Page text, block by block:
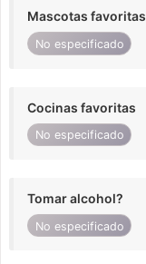
Mascotas favoritas
No especificado
Cocinas favoritas
No especificado
Tomar alcohol?
No especificado